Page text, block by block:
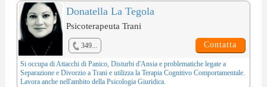
Donatella La Tegola
Psicoterapeuta Trani
349... Contatta
Si occupa diAttacchi di Panico, Disturbi d'Ansiae problematiche legate a
Separazione e Divorzioa Trani e utilizza la Terapia Cognitivo Comportamentale.
Lavora anche nell'ambito della Psicologia Giuridica.